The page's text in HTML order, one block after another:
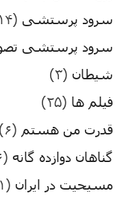
سرود پرستشی (۱۱۴)
سرود پرستشی
شیطان (۳)
فیلم ها (۲۵)
قدرت من هستم (۶)
گناهان دوازده گانه (۶)
مسیحیت در ایران (۱)